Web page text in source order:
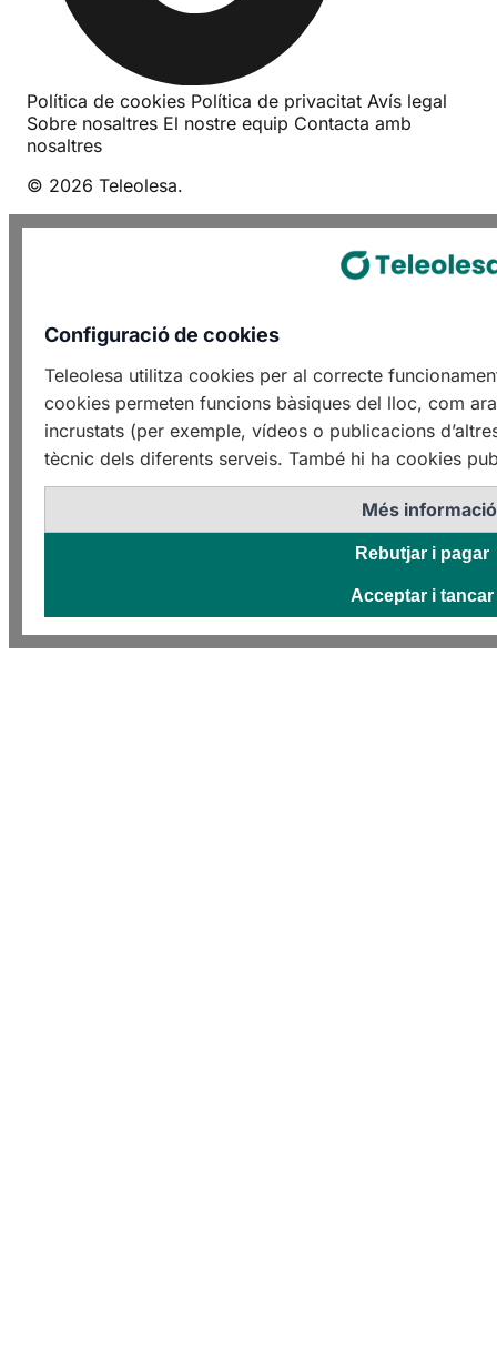
Política de cookies Política de privacitat Avís legal
Sobre nosaltres El nostre equip Contacta amb
nosaltres
© 2026 Teleolesa.
Configuració de cookies
Teleolesa utilitza cookies per al correcte
cookies permeten funcions bàsiques del lloc, com
incrustats (per exemple, vídeos o publicacions
tècnic dels diferents serveis. També hi ha cookies
Més
Rebutjar i pagar
Acceptar i tancar